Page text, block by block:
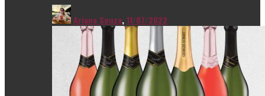
Ariana Souza,11/07/2022